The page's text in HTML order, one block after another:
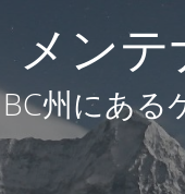
メン
州にあ